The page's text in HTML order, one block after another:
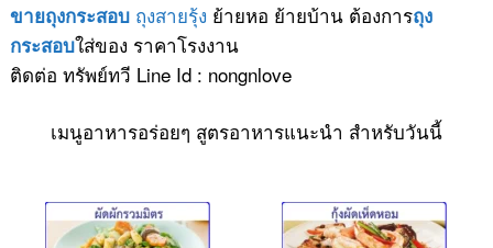
ขายถุงกระสอบ ถุงสายรุ้ง ย้ายหอ ย้ายบ้าน ต้องการถุง
กระสอบใส่ของ ราคาโรงงาน
ติดต่อ ทรัพย์ทวี Line Id : nongnlove
เมนูอาหารอร่อยๆ สูตรอาหารแนะนำ สำหรับวันนี้